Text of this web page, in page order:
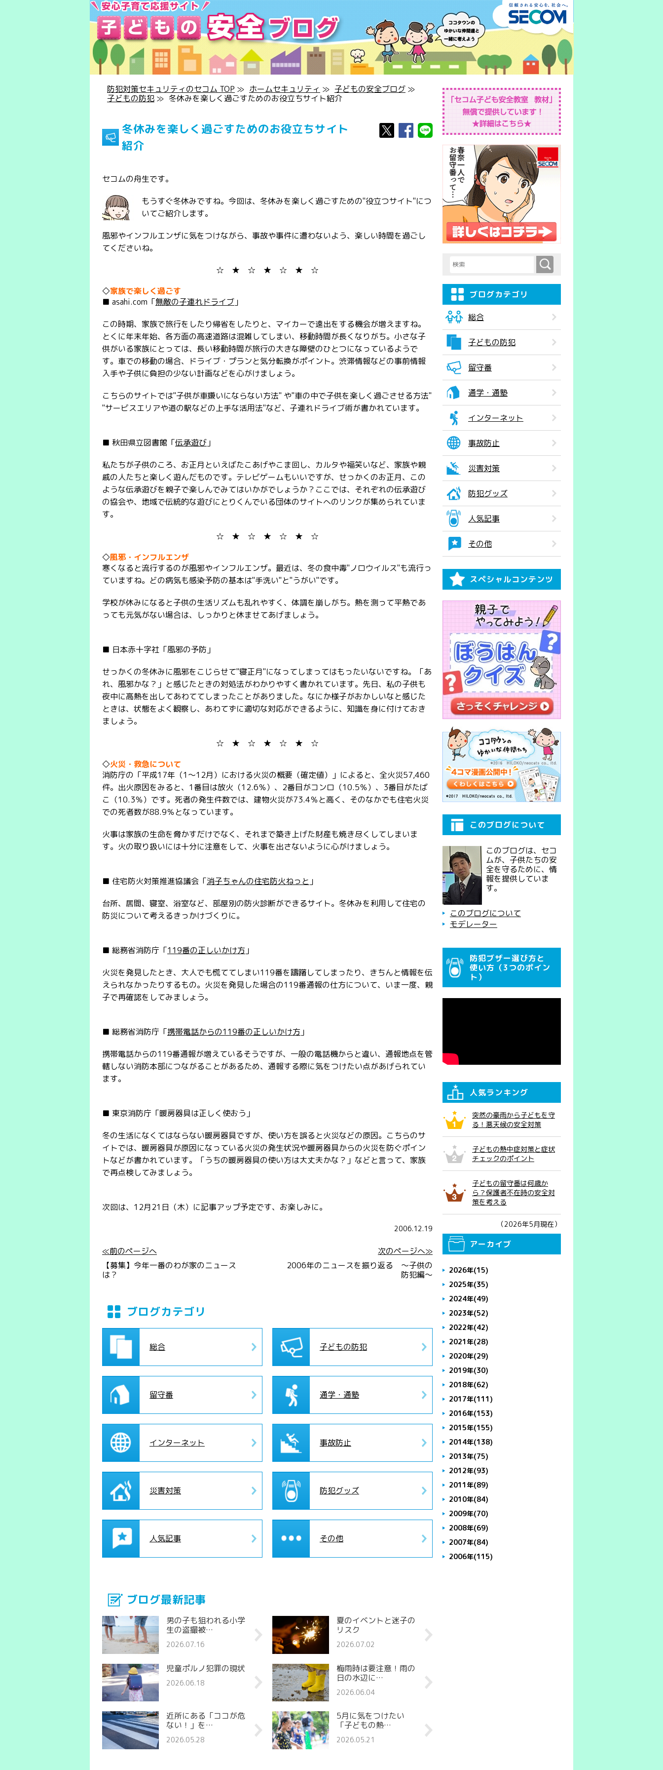
防犯対策セキュリティのセコム TOP ≫ ホームセキュリティ ≫ 子どもの安全ブログ ≫
子どもの防犯 ≫ 冬休みを楽しく過ごすためのお役立ちサイト紹介
冬休みを楽しく過ごすためのお役立ちサイト
紹介
セコムの舟生です。
もうすぐ冬休みですね。今回は、冬休みを楽しく過ごすための"役立つサイト"につ
いてご紹介します。
風邪やインフルエンザに気をつけながら、事故や事件に遭わないよう、楽しい時間を過ごし
てくださいね。
☆ ★ ☆ ★ ☆ ★ ☆
◇家族で楽しく過ごす
■ asahi.com「無敵の子連れドライブ 」
この時期、家族で旅行をしたり帰省をしたりと、マイカーで遠出をする機会が増えますね。
とくに年末年始、各方面の高速道路は混雑してしまい、移動時間が長くなりがち。小さな子
供がいる家族にとっては、長い移動時間が旅行の大きな障壁のひとつになっているようで
す。車での移動の場合、ドライブ・プランと気分転換がポイント。渋滞情報などの事前情報
入手や子供に負担の少ない計画などを心がけましょう。
こちらのサイトでは"子供が車嫌いにならない方法" や"車の中で子供を楽しく過ごさせる方法"
"サービスエリアや道の駅などの上手な活用法"など、子連れドライブ術が書かれています。
■ 秋田県立図書館「伝承遊び 」
私たちが子供のころ、お正月といえばたこあげやこま回し、カルタや福笑いなど、家族や親
戚の人たちと楽しく遊んだものです。テレビゲームもいいですが、せっかくのお正月、この
ような伝承遊びを親子で楽しんでみてはいかがでしょうか？ここでは、それぞれの伝承遊び
の協会や、地域で伝統的な遊びにとりくんでいる団体のサイトへのリンクが集められていま
す。
☆ ★ ☆ ★ ☆ ★ ☆
◇風邪・インフルエンザ
寒くなると流行するのが風邪やインフルエンザ。最近は、冬の食中毒"ノロウイルス"も流行っ
ていますね。どの病気も感染予防の基本は"手洗い"と"うがい"です。
学校が休みになると子供の生活リズムも乱れやすく、体調を崩しがち。熱を測って平熱であ
っても元気がない場合は、しっかりと休ませてあげましょう。
■ 日本赤十字社「風邪の予防」
せっかくの冬休みに風邪をこじらせて"寝正月"になってしまってはもったいないですね。「あ
れ、風邪かな？」と感じたときの対処法がわかりやすく書かれています。先日、私の子供も
夜中に高熱を出してあわててしまったことがありました。なにか様子がおかしいなと感じた
ときは、状態をよく観察し、あわてずに適切な対応ができるように、知識を身に付けておき
ましょう。
☆ ★ ☆ ★ ☆ ★ ☆
◇火災・救急について
消防庁の「平成17年（1～12月）における火災の概要（確定値）」によると、全火災57,460
件。出火原因をみると、1番目は放火（12.6％）、2番目がコンロ（10.5％）、3番目がたば
こ（10.3％）です。死者の発生件数では、建物火災が73.4％と高く、そのなかでも住宅火災
での死者数が88.9％となっています。
火事は家族の生命を脅かすだけでなく、それまで築き上げた財産も焼き尽くしてしまいま
す。火の取り扱いには十分に注意をして、火事を出さないように心がけましょう。
■ 住宅防火対策推進協議会「消子ちゃんの住宅防火ねっと 」
台所、居間、寝室、浴室など、部屋別の防火診断ができるサイト。冬休みを利用して住宅の
防災について考えるきっかけづくりに。
■ 総務省消防庁「119番の正しいかけ方 」
火災を発見したとき、大人でも慌ててしまい119番を躊躇してしまったり、きちんと情報を伝
えられなかったりするもの。火災を発見した場合の119番通報の仕方について、いま一度、親
子で再確認をしてみましょう。
■ 総務省消防庁「携帯電話からの119番の正しいかけ方 」
携帯電話からの119番通報が増えているそうですが、一般の電話機からと違い、通報地点を管
轄しない消防本部につながることがあるため、通報する際に気をつけたい点があげられてい
ます。
■ 東京消防庁「暖房器具は正しく使おう」
冬の生活になくてはならない暖房器具ですが、使い方を誤ると火災などの原因。こちらのサ
イトでは、暖房器具が原因になっている火災の発生状況や暖房器具からの火災を防ぐポイン
トなどが書かれています。「うちの暖房器具の使い方は大丈夫かな？」などと言って、家族
で再点検してみましょう。
次回は、12月21日（木）に記事アップ予定です、お楽しみに。
2006.12.19
≪前のページへ
次のページへ≫
【募集】今年一番のわが家のニュース
は？
2006年のニュースを振り返る ～子供の
防犯編～
ブログカテゴリ
総合 子どもの防犯
留守番 通学・通塾
インターネット 事故防止
災害対策 防犯グッズ
人気記事 その他
ブログ最新記事
男の子も狙われる小学
生の盗撮被…
2026.07.16
夏のイベントと迷子の
リスク
2026.07.02
児童ポルノ犯罪の現状
2026.06.18
梅雨時は要注意！雨の
日の水辺に…
2026.06.04
近所にある「ココが危
ない！」を…
2026.05.28
5月に気をつけたい
「子どもの熱…
2026.05.21
検索キーワード入力 検索
ブログカテゴリ
総合
子どもの防犯
留守番
通学・通塾
インターネット
事故防止
災害対策
防犯グッズ
人気記事
その他
スペシャルコンテンツ
このブログについて
このブログは、セコ
ムが、子供たちの安
全を守るために、情
報を提供していま
す。
このブログについて
モデレーター
防犯ブザー選び方と
使い方（3つのポイン
ト）
人気ランキング
突然の豪雨から子どもを守
る！悪天候の安全対策
子どもの熱中症対策と症状
チェックのポイント
子どもの留守番は何歳か
ら？保護者不在時の安全対
策を考える
（2026年5月現在）
アーカイブ
2026年(15)
2025年(35)
2024年(49)
2023年(52)
2022年(42)
2021年(28)
2020年(29)
2019年(30)
2018年(62)
2017年(111)
2016年(153)
2015年(155)
2014年(138)
2013年(75)
2012年(93)
2011年(89)
2010年(84)
2009年(70)
2008年(69)
2007年(84)
2006年(115)